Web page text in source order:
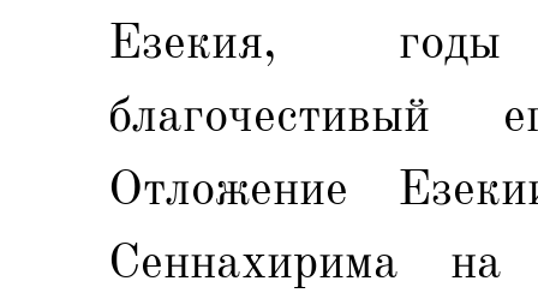
Езекия,
благочестивый
Отложение
Сеннахирима